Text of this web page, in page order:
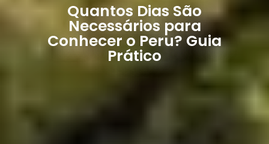
Quantos Dias São
Necessários para
Conhecer o Peru? Guia
Prático